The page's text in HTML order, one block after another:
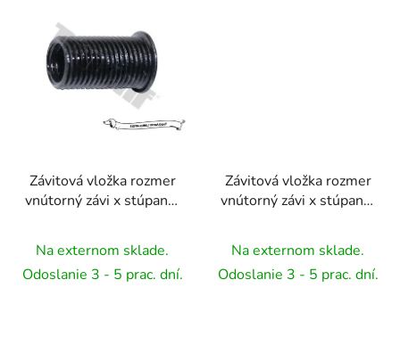
Závitová vložka rozmer
vnútorný závi x stúpanie
golierom - M8 x 1 L=
18 mm, 1 ks
Na externom sklade.
Odoslanie 3 - 5 prac. dní.
Závitová vložka rozmer
vnútorný závi x stúpanie
golierom - M8 x 1,25
L= 22 mm, 1 ks
Na externom sklade.
Odoslanie 3 - 5 prac. dní.